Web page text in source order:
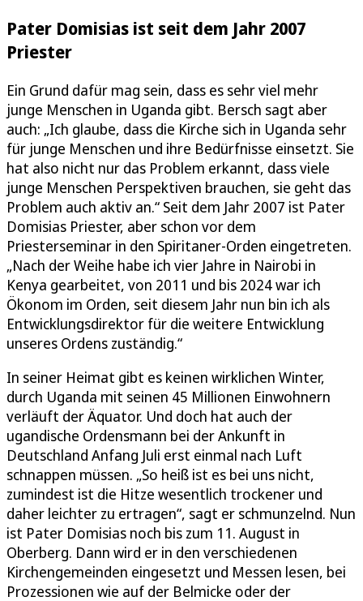
Pater Domisias ist seit dem Jahr 2007
Priester
Ein Grund dafür mag sein, dass es sehr viel mehr
junge Menschen in Uganda gibt. Bersch sagt aber
auch: „Ich glaube, dass die Kirche sich in Uganda sehr
für junge Menschen und ihre Bedürfnisse einsetzt. Sie
hat also nicht nur das Problem erkannt, dass viele
junge Menschen Perspektiven brauchen, sie geht das
Problem auch aktiv an.“ Seit dem Jahr 2007 ist Pater
Domisias Priester, aber schon vor dem
Priesterseminar in den Spiritaner-Orden eingetreten.
„Nach der Weihe habe ich vier Jahre in Nairobi in
Kenya gearbeitet, von 2011 und bis 2024 war ich
Ökonom im Orden, seit diesem Jahr nun bin ich als
Entwicklungsdirektor für die weitere Entwicklung
unseres Ordens zuständig.“
In seiner Heimat gibt es keinen wirklichen Winter,
durch Uganda mit seinen 45 Millionen Einwohnern
verläuft der Äquator. Und doch hat auch der
ugandische Ordensmann bei der Ankunft in
Deutschland Anfang Juli erst einmal nach Luft
schnappen müssen. „So heiß ist es bei uns nicht,
zumindest ist die Hitze wesentlich trockener und
daher leichter zu ertragen“, sagt er schmunzelnd. Nun
ist Pater Domisias noch bis zum 11. August in
Oberberg. Dann wird er in den verschiedenen
Kirchengemeinden eingesetzt und Messen lesen, bei
Prozessionen wie auf der Belmicke oder der